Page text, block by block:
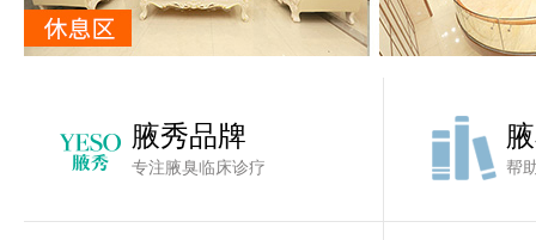
腋秀品牌
专注腋臭临床诊疗 帮